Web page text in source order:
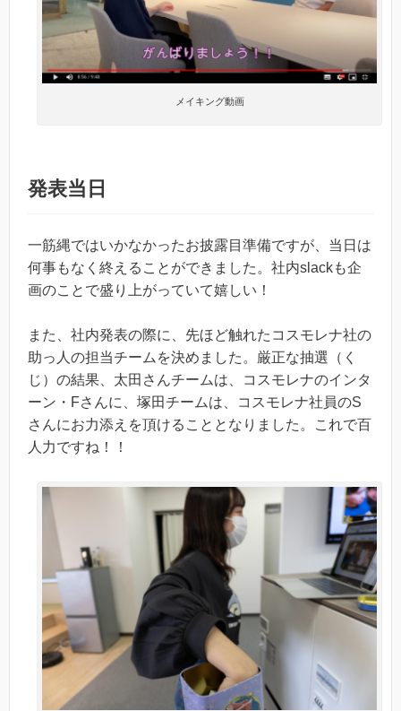
メイキング動画
発表当日
一筋縄ではいかなかったお披露目準備ですが、当日は
何事もなく終えることができました。社内slackも企
画のことで盛り上がっていて嬉しい！
また、社内発表の際に、先ほど触れたコスモレナ社の
助っ人の担当チームを決めました。厳正な抽選（く
じ）の結果、太田さんチームは、コスモレナのインタ
ーン・Fさんに、塚田チームは、コスモレナ社員のS
さんにお力添えを頂けることとなりました。これで百
人力ですね！！